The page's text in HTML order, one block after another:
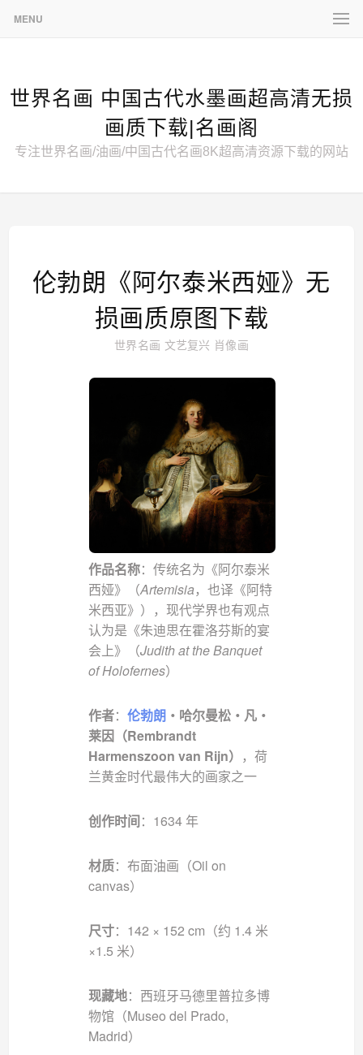
MENU
世界名画 中国古代水墨画超高清无损
画质下载|名画阁
专注世界名画/油画/中国古代名画8K超高清资源下载的网站
伦勃朗《阿尔泰米西娅》无
损画质原图下载
世界名画 文艺复兴 肖像画
作品名称：传统名为《阿尔泰米
西娅》（Artemisia，也译《阿特
米西亚》），现代学界也有观点
认为是《朱迪思在霍洛芬斯的宴
会上》（Judith at the Banquet
of Holofernes）
作者： 伦勃朗・哈尔曼松・凡・
莱因（Rembrandt
Harmenszoon van Rijn） ，荷
兰黄金时代最伟大的画家之一
创作时间：1634 年
材质：布面油画（Oil on
canvas）
尺寸：142 × 152 cm（约 1.4 米
×1.5 米）
现藏地：西班牙马德里普拉多博
物馆（Museo del Prado,
Madrid）